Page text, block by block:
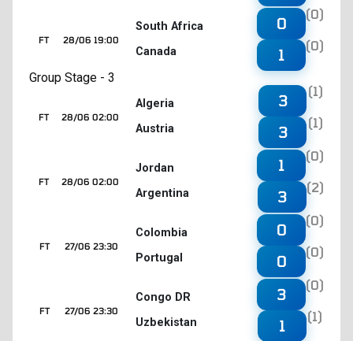
28/06 19:00
FT
South Africa
Canada
0
(0)
1
(0)
Group Stage - 3
28/06 02:00
FT
Algeria
Austria
3
(1)
3
(1)
28/06 02:00
FT
Jordan
Argentina
1
(0)
3
(2)
27/06 23:30
FT
Colombia
Portugal
0
(0)
0
(0)
27/06 23:30
FT
Congo DR
Uzbekistan
3
(0)
1
(1)